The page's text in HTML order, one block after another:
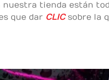
tienda están
que dar CLICsobre la